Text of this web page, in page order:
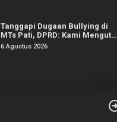
Tanggapi Dugaan Bullying di
MTs Pati, DPRD: Kami Mengutuk
Perbuatan Itu
6 Agustus 2026